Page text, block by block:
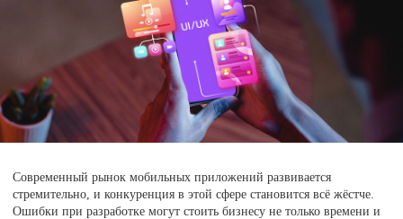
Современный рынок мобильных приложений развивается
стремительно, и конкуренция в этой сфере становится всё жёстче.
Ошибки при разработке могут стоить бизнесу не только времени и